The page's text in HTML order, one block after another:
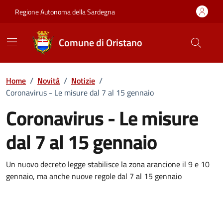
Regione Autonoma della Sardegna
Comune di Oristano
Home / Novità / Notizie /
Coronavirus - Le misure dal 7 al 15 gennaio
Coronavirus - Le misure
dal 7 al 15 gennaio
Dettagli della notizia
Un nuovo decreto legge stabilisce la zona arancione il 9 e 10
gennaio, ma anche nuove regole dal 7 al 15 gennaio